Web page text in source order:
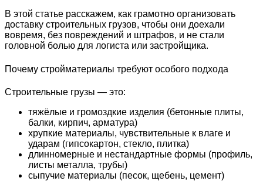
В этой статье расскажем, как грамотно организовать
доставку строительных грузов, чтобы они доехали
вовремя, без повреждений и штрафов, и не стали
головной болью для логиста или застройщика.
Почему стройматериалы требуют особого подхода
Строительные грузы — это:
тяжёлые и громоздкие изделия (бетонные плиты,
балки, кирпич, арматура)
хрупкие материалы, чувствительные к влаге и
ударам (гипсокартон, стекло, плитка)
длинномерные и нестандартные формы (профиль,
листы металла, трубы)
сыпучие материалы (песок, щебень, цемент)